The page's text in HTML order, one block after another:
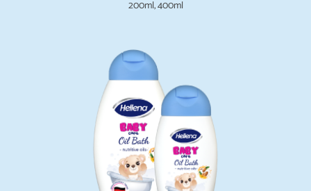
200ml, 400ml